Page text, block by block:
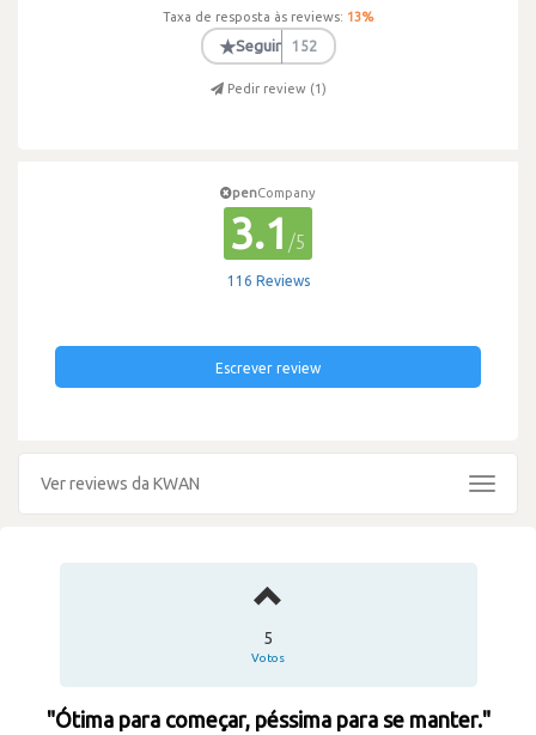
Taxa de resposta às reviews: 13%
★Seguir 152
Pedir review (1)
penCompany
3.1 /5
116 Reviews
Escrever review
Ver reviews da KWAN
Toggle
5
Votos
"Ótima para começar, péssima para se manter."